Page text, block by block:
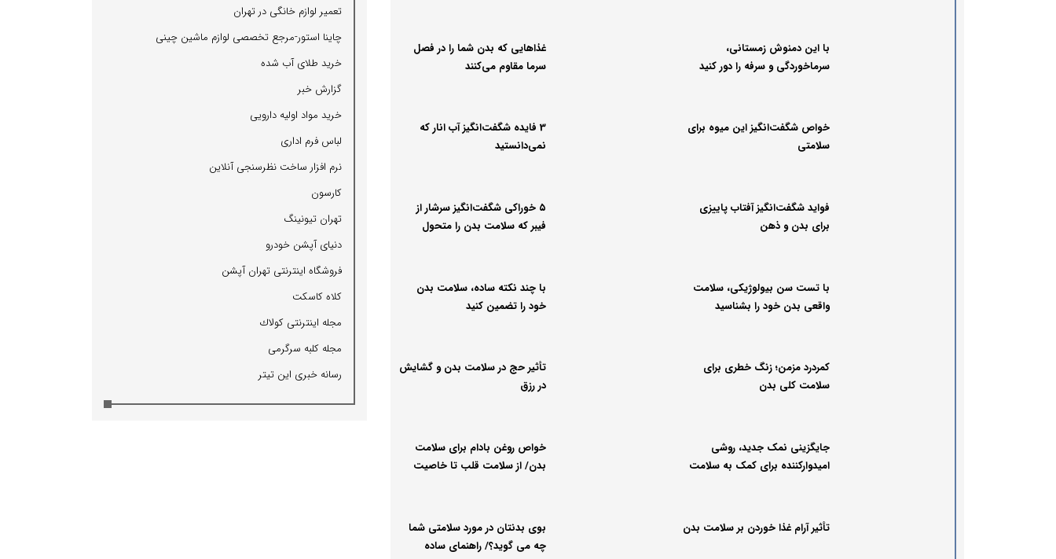
با این دمنوش زمستانی،
سرماخوردگی و سرفه را دور کنید
غذاهایی که بدن شما را در فصل
سرما مقاوم می‌کنند
خواص شگفت‌انگیز این میوه برای
سلامتی
3 فایده شگفت‌انگیز آب انار که
نمی‌دانستید
فواید شگفت‌انگیز آفتاب پاییزی
برای بدن و ذهن
۵ خوراکی شگفت‌انگیز سرشار از
فیبر که سلامت بدن را متحول
با تست سن بیولوژیکی، سلامت
واقعی بدن خود را بشناسید
با چند نکته ساده، سلامت بدن
خود را تضمین کنید
کمردرد مزمن؛ زنگ خطری برای
سلامت کلی بدن
تأثیر حج در سلامت بدن و گشایش
در رزق
جایگزینی نمک جدید، روشی
امیدوارکننده برای کمک به سلامت
خواص روغن بادام برای سلامت
بدن/ از سلامت قلب تا خاصیت
تأثیر آرام غذا خوردن بر سلامت بدن
بوی بدنتان در مورد سلامتی شما
چه می گوید؟/ راهنمای ساده
تعمیر لوازم خانگی در تهران
چاینا استور-مرجع تخصصی لوازم ماشین چینی
خرید طلای آب شده
گزارش خبر
خرید مواد اولیه دارویی
لباس فرم اداری
نرم افزار ساخت نظرسنجی آنلاین
كارسون
تهران تیونینگ
دنیای آپشن خودرو
فروشگاه اینترنتی تهران آپشن
كلاه كاسكت
مجله اینترنتی كولاك
مجله كلبه سرگرمی
رسانه خبری این تیتر